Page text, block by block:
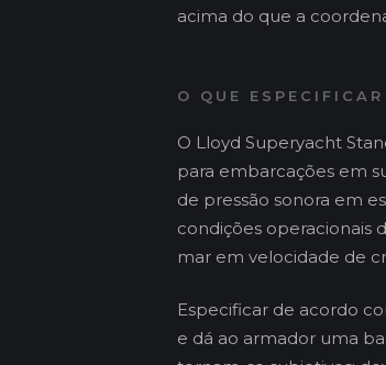
acima do que a
O QUE
O Lloyd Superyacht
para embarcações em
de pressão sonora em
condições operacionais
mar em velocidade de
Especificar de acordo
e dá ao armador uma